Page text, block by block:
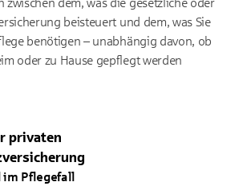
zwischen dem, was die gesetzliche oder
beisteuert und dem, was Sie
benötigen – unabhängig davon, ob
oder zu Hause gepflegt werden
privaten
im Pflegefall